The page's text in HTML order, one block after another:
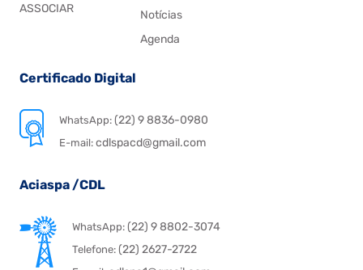
ASSOCIAR
Notícias
Agenda
Certificado Digital
WhatsApp:(22) 9 8836-0980
E-mail: cdlspacd@gmail.com
Aciaspa /CDL
WhatsApp:(22) 9 8802-3074
Telefone:(22) 2627-2722